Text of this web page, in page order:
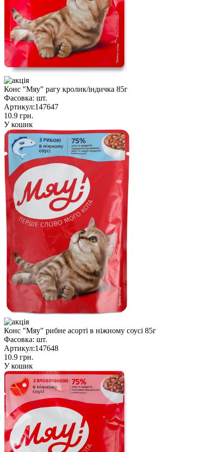
Конс "Мяу" рагу кролик/індичка 85г
Фасовка: шт.
Артикул:147647
10.9 грн.
У кошик
Конс "Мяу" рибне асорті в ніжному соусі 85г
Фасовка: шт.
Артикул:147648
10.9 грн.
У кошик